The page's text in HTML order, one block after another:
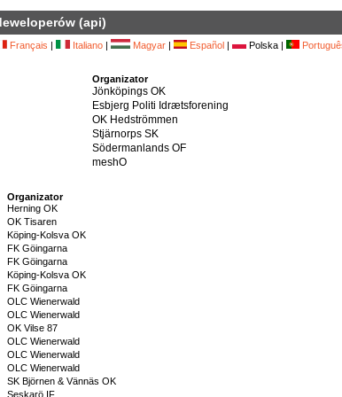
(api)
Français | Italiano | Magyar | Español | Polska |
Organizator
Jönköpings OK
Esbjerg Politi Idrætsforening
OK Hedströmmen
Stjärnorps SK
Södermanlands OF
meshO
Organizator
Herning OK
OK Tisaren
Köping-Kolsva OK
FK Göingarna
FK Göingarna
Köping-Kolsva OK
FK Göingarna
OLC Wienerwald
OLC Wienerwald
OK Vilse 87
OLC Wienerwald
OLC Wienerwald
OLC Wienerwald
SK Björnen & Vännäs OK
Seskarö IF